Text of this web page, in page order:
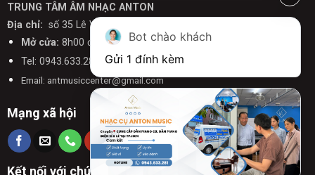
TRUNG TÂM ÂM NHẠC ANTON
Địa chỉ: số 35 Lê Văn Chí, Linh Trung, Thủ Đức, Tp.HCM
Mở cửa: 8h00 đến 21h00 ( Có chỗ đỗ Ô Tô )
Tel: 0943.633.281 - 0963.166.238
Email: antmusiccenter@gmail.com
Mạng xã hội
Kết nối với chúng tôi
Bot chào khách
Gửi 1 đính kèm